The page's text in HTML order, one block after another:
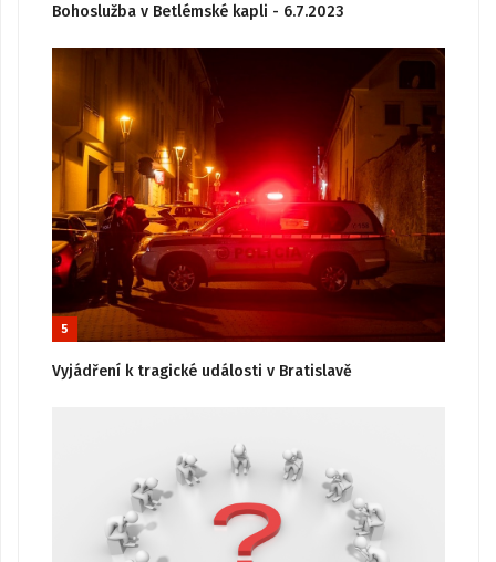
Bohoslužba v Betlémské kapli - 6.7.2023
5
Vyjádření k tragické události v Bratislavě